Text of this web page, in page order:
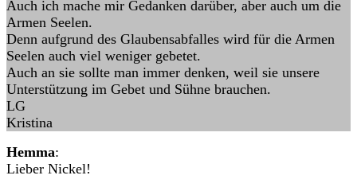
Auch ich mache mir Gedanken darüber, aber auch um die
Armen Seelen.
Denn aufgrund des Glaubensabfalles wird für die Armen
Seelen auch viel weniger gebetet.
Auch an sie sollte man immer denken, weil sie unsere
Unterstützung im Gebet und Sühne brauchen.
LG
Kristina
Hemma:
Lieber Nickel!